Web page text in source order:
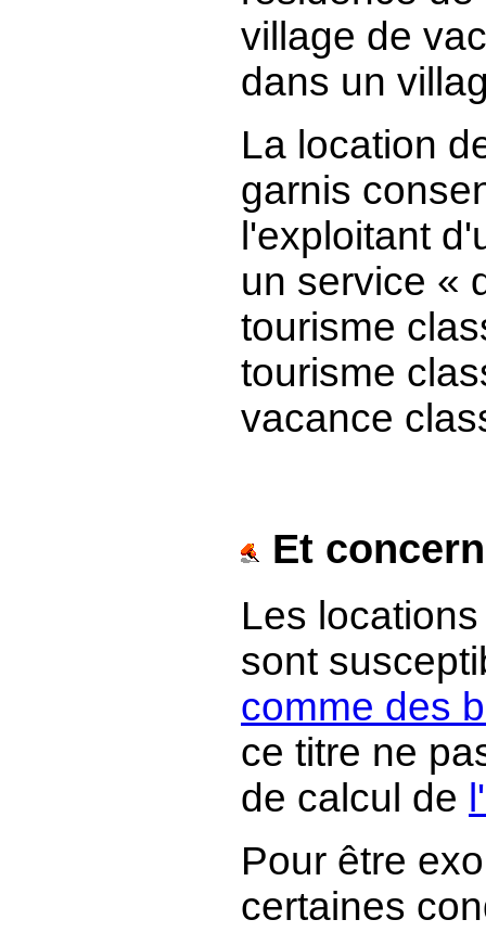
village de
dans un
La location
garnis
l'exploitant
un service «
tourisme
tourisme
vacance
Et
Les
sont
comme des
ce titre ne
de calcul de
Pour être
certaines